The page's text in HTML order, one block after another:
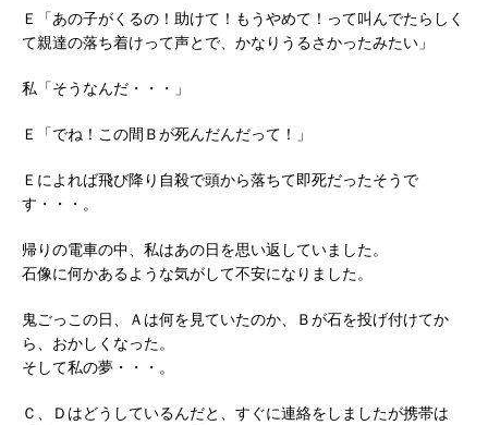
Ｅ「あの子がくるの！助けて！もうやめて！って叫んでたらしく
て親達の落ち着けって声とで、かなりうるさかったみたい」
私「そうなんだ・・・」
Ｅ「でね！この間Ｂが死んだんだって！」
Ｅによれば飛び降り自殺で頭から落ちて即死だったそうで
す・・・。
帰りの電車の中、私はあの日を思い返していました。
石像に何かあるような気がして不安になりました。
鬼ごっこの日、Ａは何を見ていたのか、Ｂが石を投げ付けてか
ら、おかしくなった。
そして私の夢・・・。
Ｃ、Ｄはどうしているんだと、すぐに連絡をしましたが携帯は